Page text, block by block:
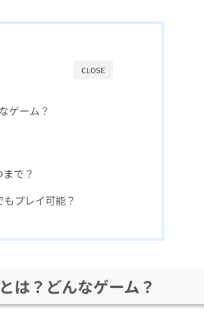
CLOSE
ゲーム？
で？
プレイ可能？
は？どんなゲーム？